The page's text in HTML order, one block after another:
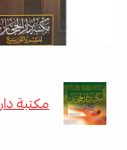
مكتبة